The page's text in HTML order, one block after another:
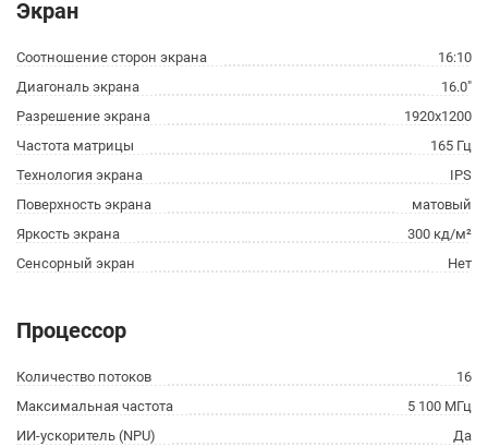
Экран
Соотношение сторон экрана
16:10
Диагональ экрана
16.0"
Разрешение экрана
1920x1200
Частота матрицы
165 Гц
Технология экрана
IPS
Поверхность экрана
матовый
Яркость экрана
300 кд/м²
Сенсорный экран
Нет
Процессор
Количество потоков
16
Максимальная частота
5 100 МГц
ИИ-ускоритель (NPU)
Да